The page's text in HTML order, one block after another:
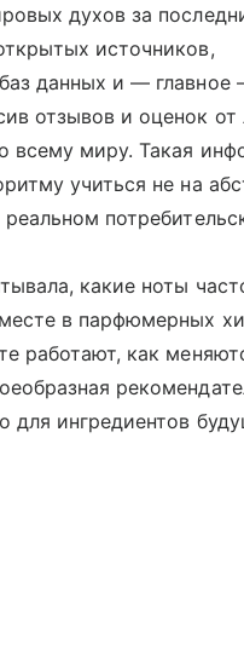
духов за
источников,
данных и ― главное
отзывов и оценок от
всему миру. Такая
учиться не на
какие ноты
в парфюмерных
работают, как
для ингредиентов